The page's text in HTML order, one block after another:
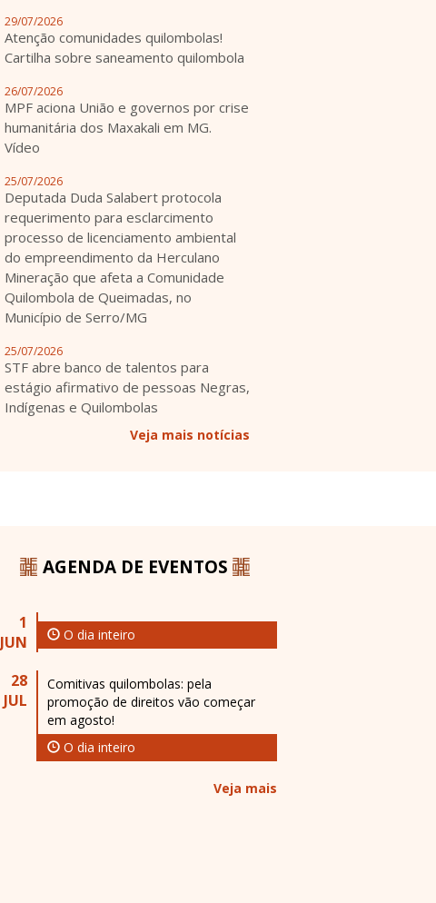
29/07/2026
Atenção comunidades quilombolas!
Cartilha sobre saneamento quilombola
26/07/2026
MPF aciona União e governos por crise
humanitária dos Maxakali em MG.
Vídeo
25/07/2026
Deputada Duda Salabert protocola
requerimento para esclarcimento
processo de licenciamento ambiental
do empreendimento da Herculano
Mineração que afeta a Comunidade
Quilombola de Queimadas, no
Município de Serro/MG
25/07/2026
STF abre banco de talentos para
estágio afirmativo de pessoas Negras,
Indígenas e Quilombolas
Veja mais notícias
AGENDA DE EVENTOS
1
JUN
O dia inteiro
28
JUL
Comitivas quilombolas: pela
promoção de direitos vão começar
em agosto!
O dia inteiro
Veja mais